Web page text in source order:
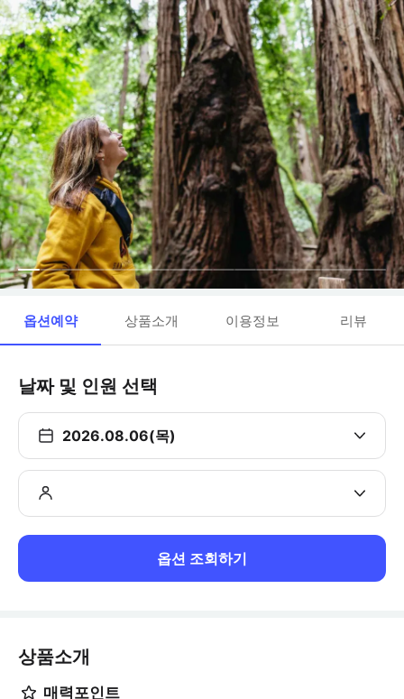
옵션예약 상품소개 이용정보 리뷰
날짜 및 인원 선택
2026.08.06(목)
옵션 조회하기
상품소개
매력포인트